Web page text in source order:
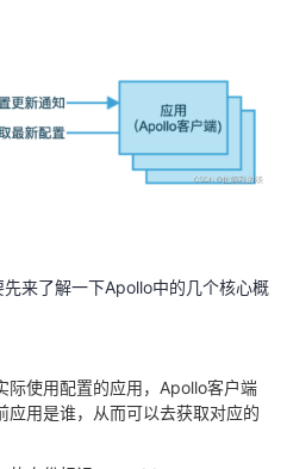
来了解一下Apollo中的几个核心概
际使用配置的应用，Apollo客户端
应用是谁，从而可以去获取对应的